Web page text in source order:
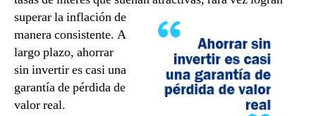
superar la inflación de
manera consistente. A
largo plazo, ahorrar
sin invertir es casi una
garantía de pérdida de
valor real.